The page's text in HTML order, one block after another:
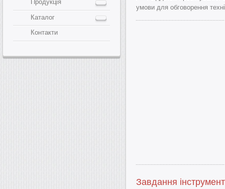
умови для обговорення
Завдання
Продукція
Каталог
Контакти